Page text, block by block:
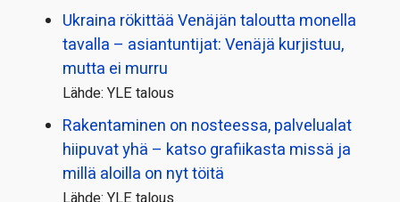
Ukraina rökittää Venäjän taloutta monella
tavalla – asiantuntijat: Venäjä kurjistuu,
mutta ei murru
Lähde: YLE talous
Rakentaminen on nosteessa, palvelualat
hiipuvat yhä – katso grafiikasta missä ja
millä aloilla on nyt töitä